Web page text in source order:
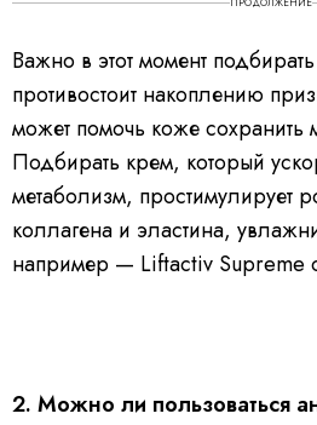
Важно в этот момент
противостоит накоплению
может помочь коже сохранить
Подбирать крем, который
метаболизм, простимулирует
коллагена и эластина,
например — Liftactiv Supreme
2. Можно ли пользоваться